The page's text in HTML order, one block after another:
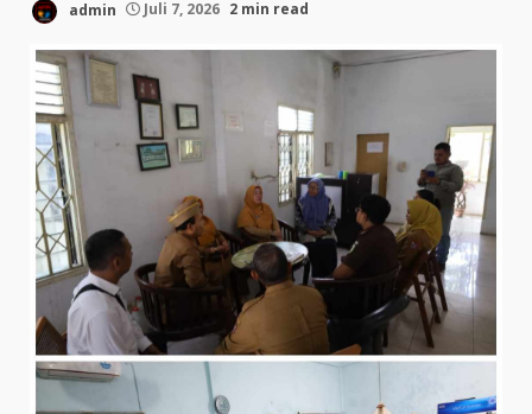
admin Juli 7, 2026 2 min read